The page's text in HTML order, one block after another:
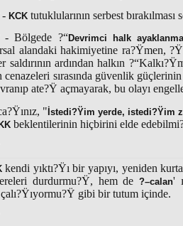
- KCK tutuklularının serbest
- Bölgede ?“Devrimci halk
alandaki hakimiyetine ra?Ÿmen,
saldırının ardından halkın
cenazeleri sırasında güvenlik
ate?Ÿ açmayarak, bu olayı
"İstedi?Ÿim yerde, istedi?Ÿim
beklentilerinin hiçbirini elde
kendi yıktı?Ÿı bir yapıyı, yeniden
durdurmu?Ÿ, hem de?–calan'
gibi bir tutum içinde.